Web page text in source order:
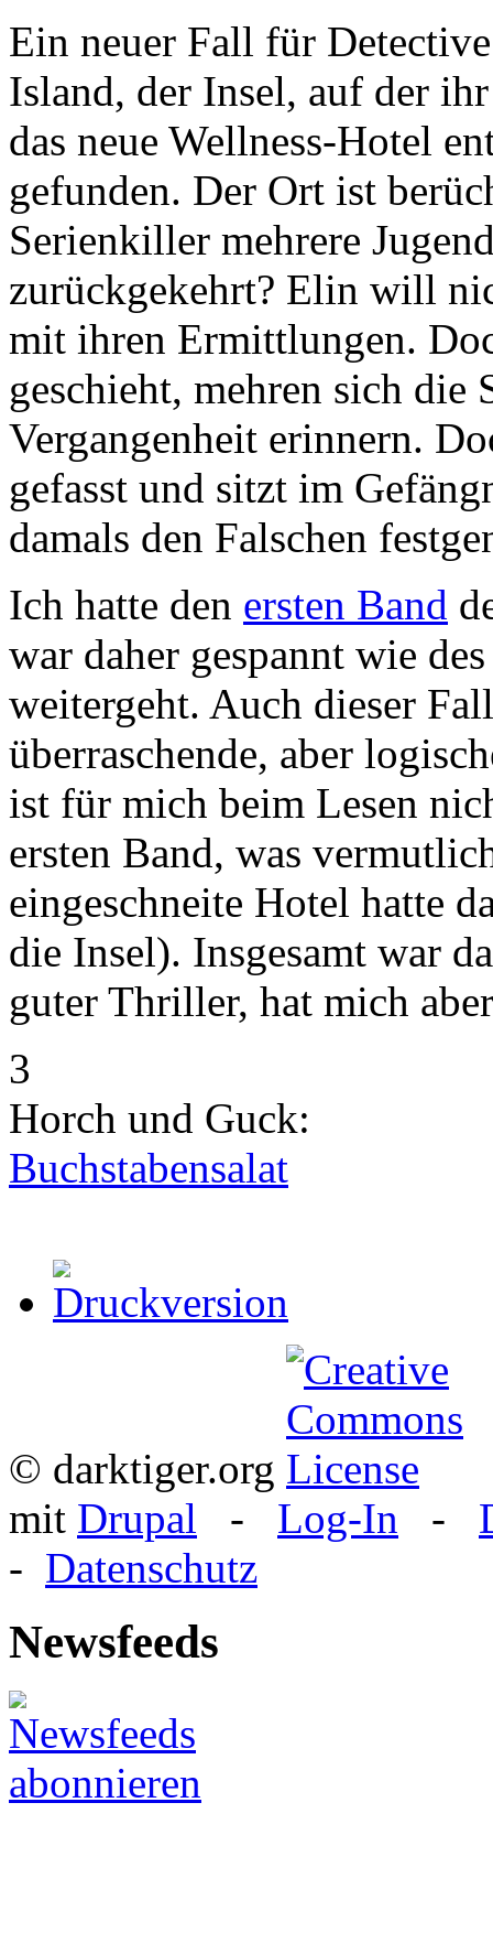
Ein neuer Fall für
Island, der Insel, auf der
das neue Wellness-Hotel
gefunden. Der Ort ist
Serienkiller mehrere
zurückgekehrt? Elin will
mit ihren Ermittlungen.
geschieht, mehren sich die
Vergangenheit erinnern.
gefasst und sitzt im
damals den Falschen
Ich hatte den ersten Band
war daher gespannt wie
weitergeht. Auch dieser
überraschende, aber
ist für mich beim Lesen
ersten Band, was
eingeschneite Hotel hatte
die Insel). Insgesamt war
guter Thriller, hat mich
3
Horch und Guck:
Buchstabensalat
© darktiger.org
mit Drupal - Log-In -
- Datenschutz
Newsfeeds